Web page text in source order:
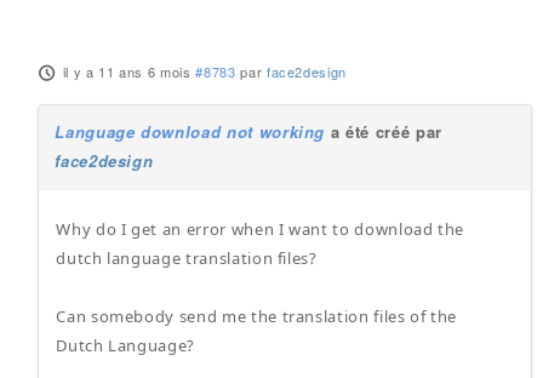
il y a 11 ans 6 mois #8783 par face2design
Language download not working a été créé par
face2design
Why do I get an error when I want to download the
dutch language translation files?
Can somebody send me the translation files of the
Dutch Language?